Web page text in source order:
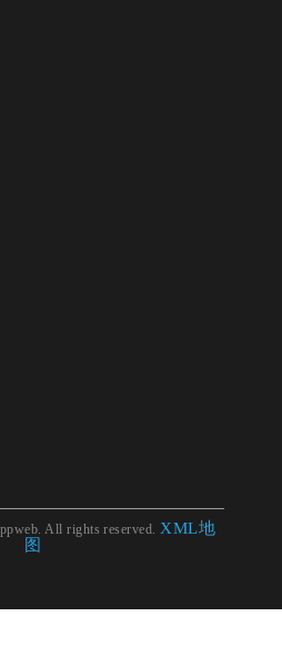
All rights reserved.XML地
图